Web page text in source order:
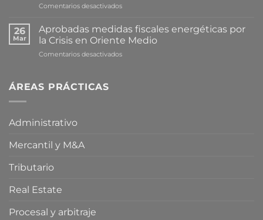
Comentarios desactivadosen
avanza
en
la
tramitación
26
Mar
Aprobadas medidas fiscales energéticas por
la Crisis en Oriente Medio
Comentarios desactivadosen
ÁREAS PRÁCTICAS
Administrativo
Mercantil y M&A
Tributario
Real Estate
Procesal y arbitraje